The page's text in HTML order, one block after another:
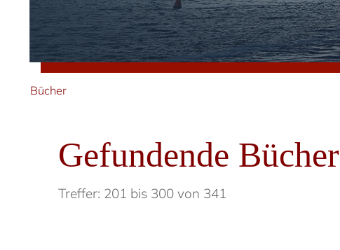
Bücher
Gefundende Bücher
Treffer: 201 bis 300 von 341